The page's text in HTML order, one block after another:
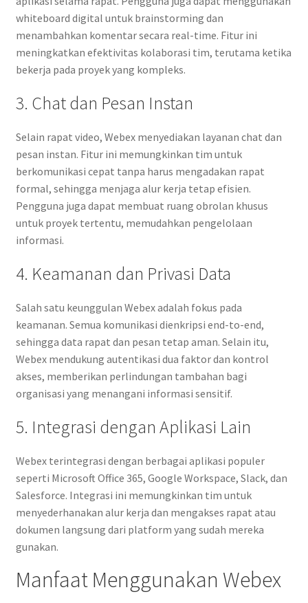
whiteboard digital untuk brainstorming dan
menambahkan komentar secara real-time. Fitur ini
meningkatkan efektivitas kolaborasi tim, terutama ketika
bekerja pada proyek yang kompleks.
3. Chat dan Pesan Instan
Selain rapat video, Webex menyediakan layanan chat dan
pesan instan. Fitur ini memungkinkan tim untuk
berkomunikasi cepat tanpa harus mengadakan rapat
formal, sehingga menjaga alur kerja tetap efisien.
Pengguna juga dapat membuat ruang obrolan khusus
untuk proyek tertentu, memudahkan pengelolaan
informasi.
4. Keamanan dan Privasi Data
Salah satu keunggulan Webex adalah fokus pada
keamanan. Semua komunikasi dienkripsi end-to-end,
sehingga data rapat dan pesan tetap aman. Selain itu,
Webex mendukung autentikasi dua faktor dan kontrol
akses, memberikan perlindungan tambahan bagi
organisasi yang menangani informasi sensitif.
5. Integrasi dengan Aplikasi Lain
Webex terintegrasi dengan berbagai aplikasi populer
seperti Microsoft Office 365, Google Workspace, Slack, dan
Salesforce. Integrasi ini memungkinkan tim untuk
menyederhanakan alur kerja dan mengakses rapat atau
dokumen langsung dari platform yang sudah mereka
gunakan.
Manfaat Menggunakan Webex